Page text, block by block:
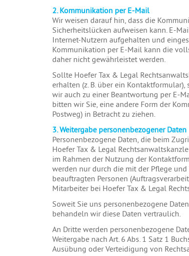
2. Kommunikation per E-Mail
Wir weisen darauf hin, dass die
Sicherheitslücken aufweisen kann. E-
Internet-Nutzern aufgehalten und
Kommunikation per E-Mail kann die
daher nicht gewährleistet werden.
Sollte Hoefer Tax & Legal
erhalten (z. B. über ein
wir auch zu einer Beantwortung per E-
bitten wir Sie, eine andere Form der
Postweg) in Betracht zu ziehen.
3. Weitergabe personenbezogener Daten
Personenbezogene Daten, die beim
Hoefer Tax & Legal
im Rahmen der Nutzung der
werden nur durch die mit der Pflege
beauftragten Personen
Mitarbeiter bei Hoefer Tax & Legal
Soweit Sie uns personenbezogene
behandeln wir diese Daten vertraulich.
An Dritte werden personenbezogene
Weitergabe nach Art. 6 Abs. 1 Satz 1
Ausübung oder Verteidigung von